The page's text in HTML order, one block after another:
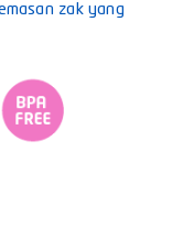
zak yang